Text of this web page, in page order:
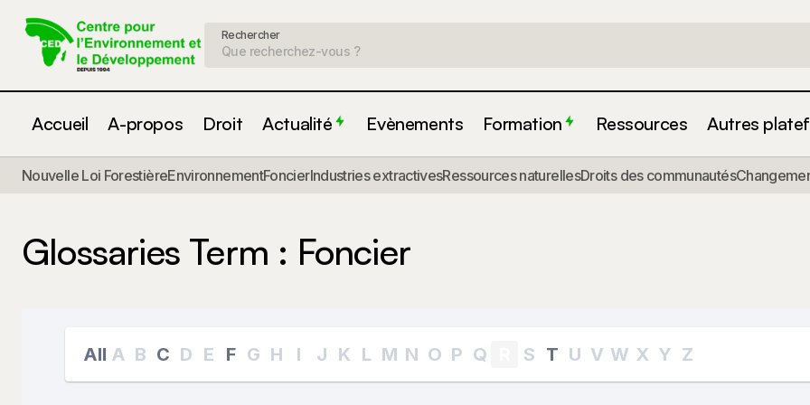
Rechercher
Accueil A-propos Droit Actualité Evènements Formation Ressources Autres
Nouvelle Loi ForestièreEnvironnementFoncierIndustries extractivesRessources naturellesDroits des communautés
Glossaries Term : Foncier
All A B C D E F G H I J K L M N O P Q S T U V W X Y Z